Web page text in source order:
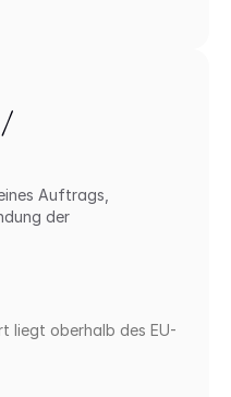
Auftrags,
der
liegt oberhalb des EU-